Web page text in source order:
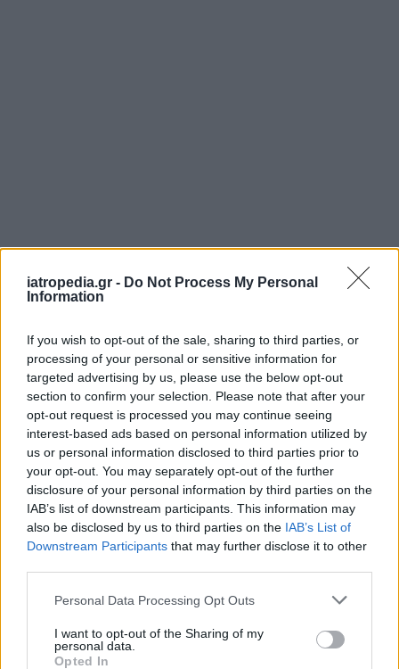
iatropedia.gr - Do Not Process My Personal
Information
If you wish to opt-out of the sale, sharing to third parties, or
processing of your personal or sensitive information for
targeted advertising by us, please use the below opt-out
section to confirm your selection. Please note that after your
opt-out request is processed you may continue seeing
interest-based ads based on personal information utilized by
us or personal information disclosed to third parties prior to
your opt-out. You may separately opt-out of the further
disclosure of your personal information by third parties on the
IAB’s list of downstream participants. This information may
also be disclosed by us to third parties on the IAB’s List of
Downstream Participants that may further disclose it to other
Personal Data Processing Opt Outs
I want to opt-out of the Sharing of my
personal data.
Opted In
ΕΦΗΜΕΡΕΥΟΝΤΑ ΝΟΣΟΚΟΜΕΙΑ
Δείτε ποιάνοσοκομείαεφημερεύουν